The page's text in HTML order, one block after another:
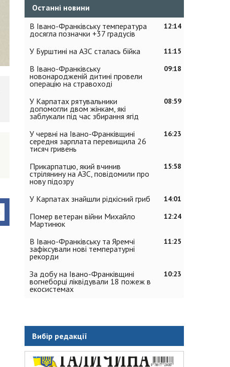
Останні новини
12:14
В Івано-Франківську температура
досягла позначки +37 градусів
11:15
У Бурштині на АЗС сталась бійка
09:18
В Івано-Франківську
новонародженій дитині провели
операцію на стравоході
08:59
У Карпатах рятувальники
допомогли двом жінкам, які
заблукали під час збирання ягід
16:23
У червні на Івано-Франківщині
середня зарплата перевищила 26
тисяч гривень
15:58
Прикарпатцю, який вчинив
стрілянину на АЗС, повідомили про
нову підозру
14:01
У Карпатах знайшли рідкісний гриб
12:24
Помер ветеран війни Михайло
Мартинюк
11:25
В Івано-Франківську та Яремчі
зафіксували нові температурні
рекорди
10:23
За добу на Івано-Франківщині
вогнеборці ліквідували 18 пожеж в
екосистемах
Вибір редакції